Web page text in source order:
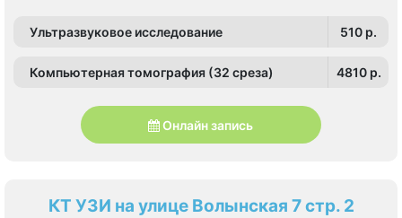
Ультразвуковое исследование 510 p.
Компьютерная томография (32 среза) 4810 p.
Онлайн запись
КТ УЗИ на улице Волынская 7 стр. 2